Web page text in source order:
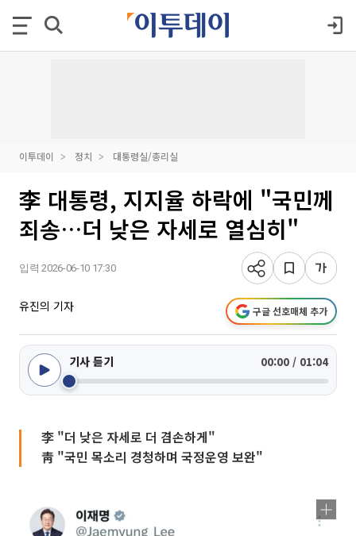
이투데이 정치 대통령실/총리실
李 대통령, 지지율 하락에 "국민께
죄송…더 낮은 자세로 열심히"
입력 2026-06-10 17:30
유진의 기자 구글 선호매체 추가
기사 듣기 00:00 / 01:04
李 "더 낮은 자세로 더 겸손하게"
靑 "국민 목소리 경청하며 국정운영 보완"